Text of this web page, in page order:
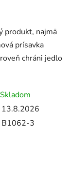
produkt, najmä
prísavka
chráni jedlo
Skladom
13.8.2026
B1062-3